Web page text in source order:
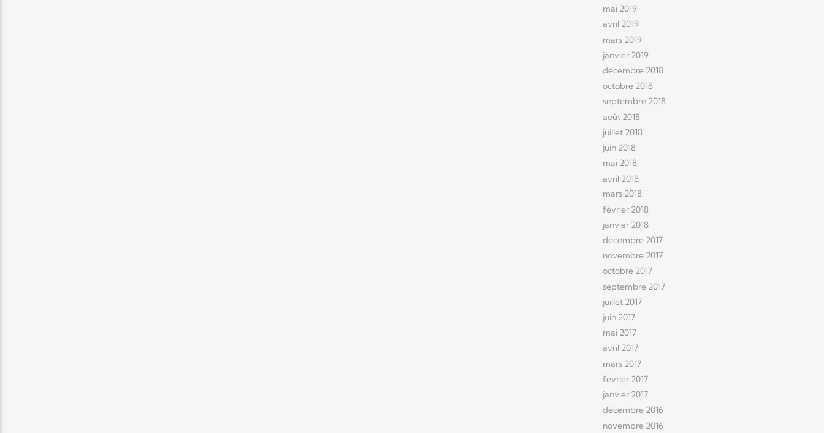
mai 2019
avril 2019
mars 2019
janvier 2019
décembre 2018
octobre 2018
septembre 2018
août 2018
juillet 2018
juin 2018
mai 2018
avril 2018
mars 2018
février 2018
janvier 2018
décembre 2017
novembre 2017
octobre 2017
septembre 2017
juillet 2017
juin 2017
mai 2017
avril 2017
mars 2017
février 2017
janvier 2017
décembre 2016
novembre 2016